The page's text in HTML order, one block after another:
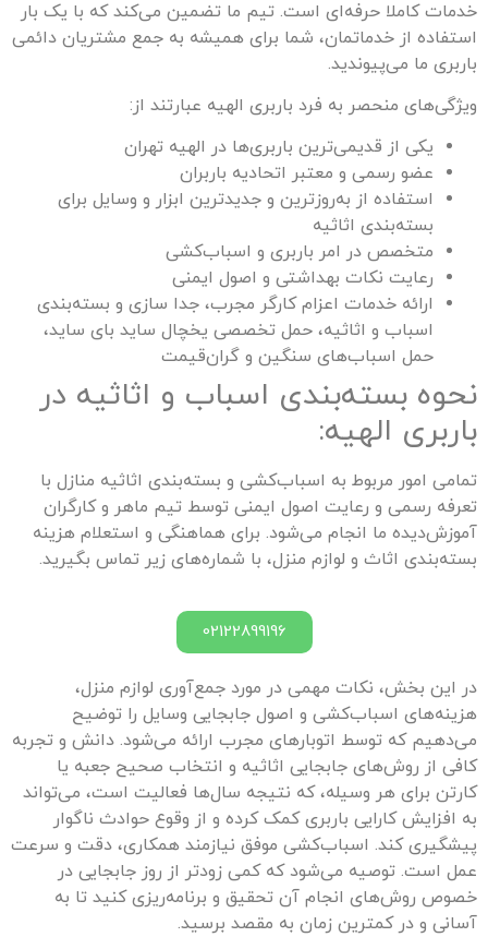
خدمات کاملا حرفه‌ای است. تیم ما تضمین می‌کند که با یک بار
استفاده از خدماتمان، شما برای همیشه به جمع مشتریان دائمی
باربری ما می‌پیوندید.
ویژگی‌های منحصر به فرد باربری الهیه عبارتند از:
یکی از قدیمی‌ترین باربری‌ها در الهیه تهران
عضو رسمی و معتبر اتحادیه باربران
استفاده از به‌روزترین و جدیدترین ابزار و وسایل برای
بسته‌بندی اثاثیه
متخصص در امر باربری و اسباب‌کشی
رعایت نکات بهداشتی و اصول ایمنی
ارائه خدمات اعزام کارگر مجرب، جدا سازی و بسته‌بندی
اسباب و اثاثیه، حمل تخصصی یخچال ساید بای ساید،
حمل اسباب‌های سنگین و گران‌قیمت
نحوه بسته‌بندی اسباب و اثاثیه در
باربری الهیه:
تمامی امور مربوط به اسباب‌کشی و بسته‌بندی اثاثیه منازل با
تعرفه رسمی و رعایت اصول ایمنی توسط تیم ماهر و کارگران
آموزش‌دیده ما انجام می‌شود. برای هماهنگی و استعلام هزینه
بسته‌بندی اثاث و لوازم منزل، با شماره‌های زیر تماس بگیرید.
02122899196
در این بخش، نکات مهمی در مورد جمع‌آوری لوازم منزل،
هزینه‌های اسباب‌کشی و اصول جابجایی وسایل را توضیح
می‌دهیم که توسط اتوبارهای مجرب ارائه می‌شود. دانش و تجربه
کافی از روش‌های جابجایی اثاثیه و انتخاب صحیح جعبه یا
کارتن برای هر وسیله، که نتیجه سال‌ها فعالیت است، می‌تواند
به افزایش کارایی باربری کمک کرده و از وقوع حوادث ناگوار
پیشگیری کند. اسباب‌کشی موفق نیازمند همکاری، دقت و سرعت
عمل است. توصیه می‌شود که کمی زودتر از روز جابجایی در
خصوص روش‌های انجام آن تحقیق و برنامه‌ریزی کنید تا به
آسانی و در کمترین زمان به مقصد برسید.